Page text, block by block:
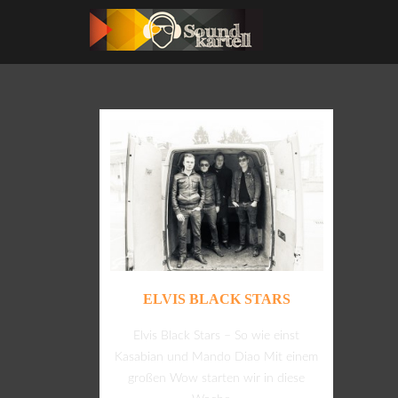
ELVIS BLACK STARS
Elvis Black Stars – So wie einst
Kasabian und Mando Diao Mit einem
großen Wow starten wir in diese